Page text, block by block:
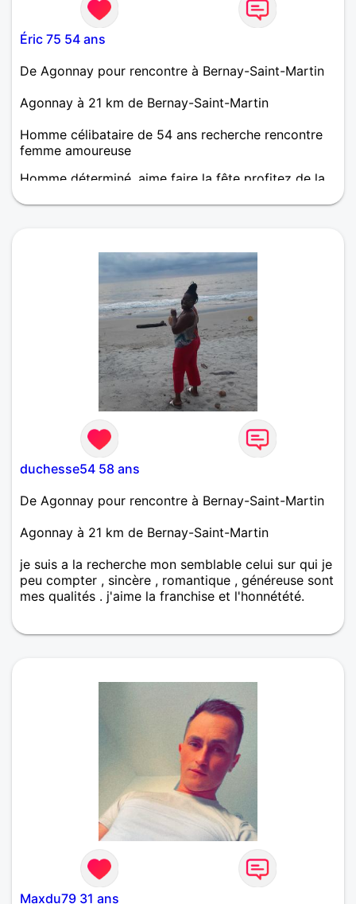
Éric 75 54 ans
De Agonnay pour rencontre à Bernay-Saint-Martin
Agonnay à 21 km de Bernay-Saint-Martin
Homme célibataire de 54 ans recherche rencontre
femme amoureuse
Homme déterminé. aime faire la fête profitez de la
duchesse54 58 ans
De Agonnay pour rencontre à Bernay-Saint-Martin
Agonnay à 21 km de Bernay-Saint-Martin
je suis a la recherche mon semblable celui sur qui je
peu compter , sincère , romantique , généreuse sont
mes qualités . j'aime la franchise et l'honnétété.
Maxdu79 31 ans